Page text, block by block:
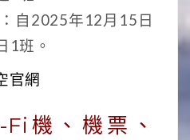
自2025年12月15日
1班。
官網
機、機票、